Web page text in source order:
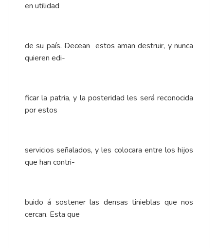
en utilidad
de su país. Decean estos aman destruir, y nunca
quieren edi-
ficar la patria, y la posteridad les será reconocida
por estos
servicios señalados, y les colocara entre los hijos
que han contri-
buido á sostener las densas tinieblas que nos
cercan. Esta que